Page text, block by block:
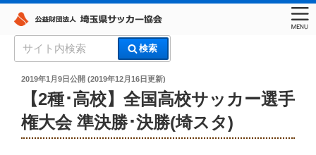
索:
検索
埼玉県サッカー協会
投
2019年1月9日公開 (2019年12月16日更新)
【2種･高校】全国高校サッカー選手
権大会 準決勝･決勝(埼スタ)